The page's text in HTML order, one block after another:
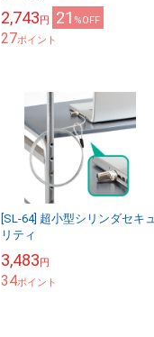
2,743円 21 %OFF
27ポイント
[SL-64] 超小型シリンダセキュ
リティ
3,483円
34ポイント